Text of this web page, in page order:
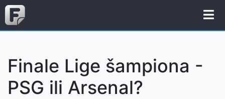
Finale Lige šampiona -
PSG ili Arsenal?